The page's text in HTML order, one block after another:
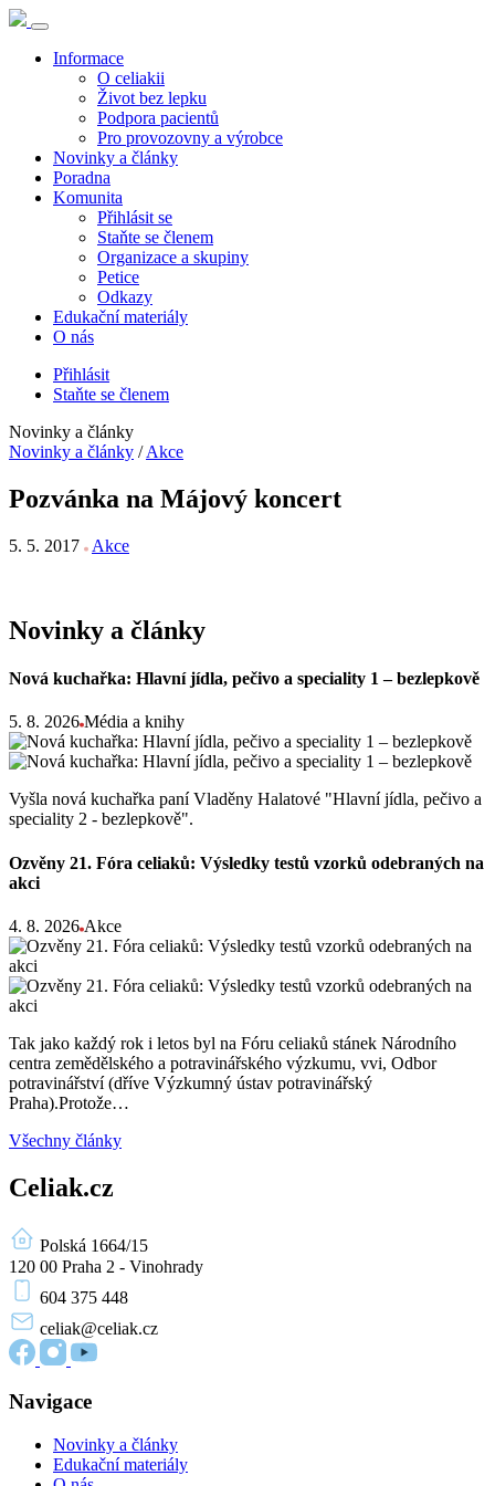
Informace
O celiakii
Život bez lepku
Podpora pacientů
Pro provozovny a výrobce
Novinky a články
Poradna
Komunita
Přihlásit se
Staňte se členem
Organizace a skupiny
Petice
Odkazy
Edukační materiály
O nás
Přihlásit
Staňte se členem
Novinky a články
Novinky a články / Akce
Pozvánka na Májový koncert
5. 5. 2017 Akce
Novinky a články
Nová kuchařka: Hlavní jídla, pečivo a speciality 1 – bezlepkově
5. 8. 2026 Média a knihy
Vyšla nová kuchařka paní Vladěny Halatové "Hlavní jídla, pečivo a
speciality 2 - bezlepkově".
Ozvěny 21. Fóra celiaků: Výsledky testů vzorků odebraných na
akci
4. 8. 2026 Akce
Tak jako každý rok i letos byl na Fóru celiaků stánek Národního
centra zemědělského a potravinářského výzkumu, vvi, Odbor
potravinářství (dříve Výzkumný ústav potravinářský
Praha).Protože…
Všechny články
Celiak.cz
Polská 1664/15
120 00 Praha 2 - Vinohrady
604 375 448
celiak@celiak.cz
Navigace
Novinky a články
Edukační materiály